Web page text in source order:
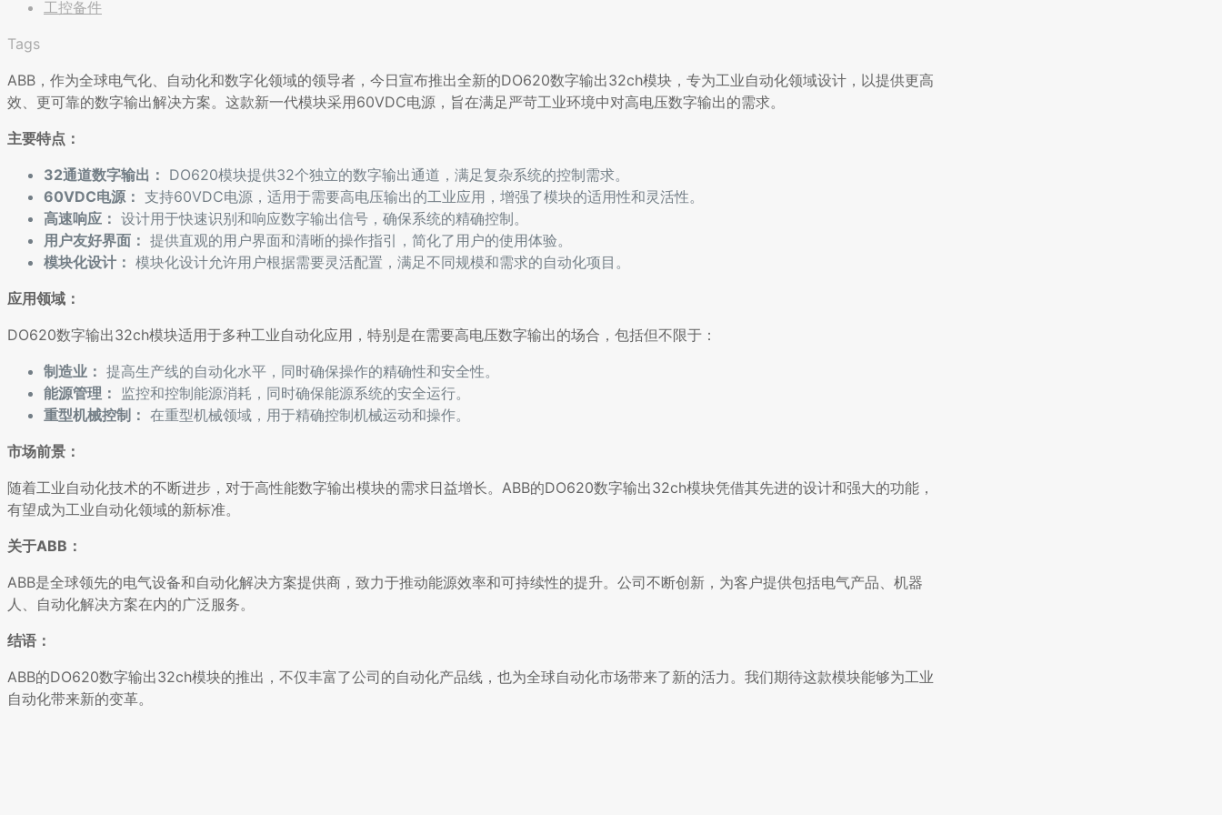
工控备件
Tags
ABB，作为全球电气化、自动化和数字化领域的领导者，今日宣布推出全新的DO620数字输出32ch模块，专为工业自动化领域设计，以提供更高
效、更可靠的数字输出解决方案。这款新一代模块采用60VDC电源，旨在满足严苛工业环境中对高电压数字输出的需求。
主要特点：
32通道数字输出： DO620模块提供32个独立的数字输出通道，满足复杂系统的控制需求。
60VDC电源： 支持60VDC电源，适用于需要高电压输出的工业应用，增强了模块的适用性和灵活性。
高速响应： 设计用于快速识别和响应数字输出信号，确保系统的精确控制。
用户友好界面： 提供直观的用户界面和清晰的操作指引，简化了用户的使用体验。
模块化设计： 模块化设计允许用户根据需要灵活配置，满足不同规模和需求的自动化项目。
应用领域：
DO620数字输出32ch模块适用于多种工业自动化应用，特别是在需要高电压数字输出的场合，包括但不限于：
制造业： 提高生产线的自动化水平，同时确保操作的精确性和安全性。
能源管理：
监控和控制能源消耗，同时确保能源系统的安全运行。
重型机械控制： 在重型机械领域，用于精确控制机械运动和操作。
市场前景：
随着工业自动化技术的不断进步，对于高性能数字输出模块的需求日益增长。ABB的DO620数字输出32ch模块凭借其先进的设计和强大的功能，
有望成为工业自动化领域的新标准。
关于ABB：
ABB是全球领先的电气设备和自动化解决方案提供商，致力于推动能源效率和可持续性的提升。公司不断创新，为客户提供包括电气产品、机器
人、自动化解决方案在内的广泛服务。
结语：
ABB的DO620数字输出32ch模块的推出，不仅丰富了公司的自动化产品线，也为全球自动化市场带来了新的活力。我们期待这款模块能够为工业
自动化带来新的变革。